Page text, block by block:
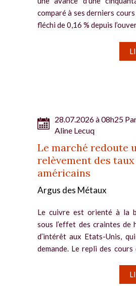
comparé à ses derniers
fléchi de 0,16 % depuis
28.07.2026 à 08h25
Aline Lecuq
Le marché redoute
relèvement des
américains
Argus des Métaux
Le cuivre est orienté à la
sous l’effet des craintes de
d’intérêt aux Etats-Unis,
demande. Le repli des